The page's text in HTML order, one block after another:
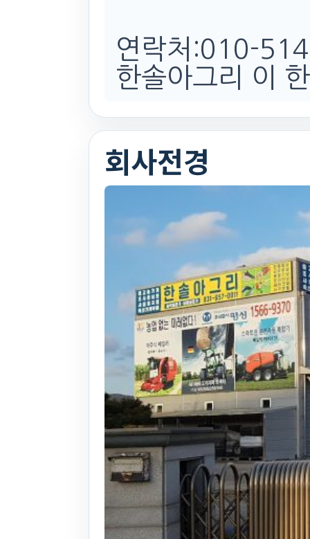
연락처:010-
한솔아그리 이
회사전경